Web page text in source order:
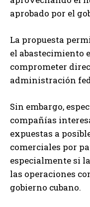
aprobado por el
La propuesta
el abastecimiento
comprometer
administración
Sin embargo,
compañías
expuestas a
comerciales por
especialmente si
las operaciones
gobierno cubano.